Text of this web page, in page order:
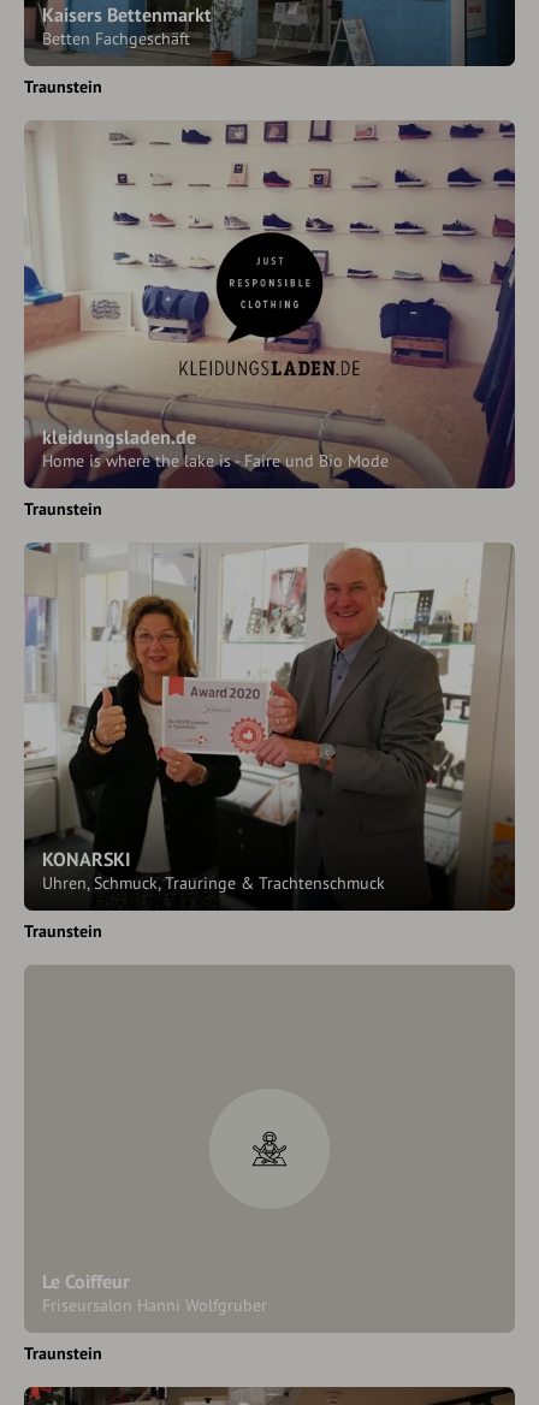
Kaisers Bettenmarkt
Betten Fachgeschäft
Traunstein
kleidungsladen.de
Home is where the lake is - Faire und Bio Mode
Traunstein
KONARSKI
Uhren, Schmuck, Trauringe & Trachtenschmuck
Traunstein
Le Coiffeur
Friseursalon Hanni Wolfgruber
Traunstein